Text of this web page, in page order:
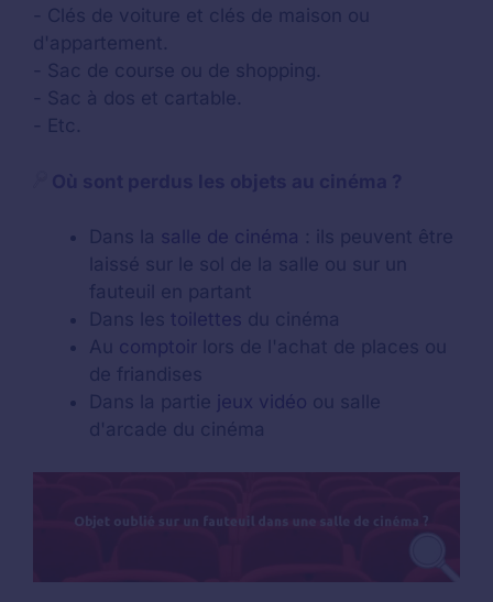
- Clés de voiture et clés de maison ou
d'appartement.
- Sac de course ou de shopping.
- Sac à dos et cartable.
- Etc.
Dans la salle de cinéma : ils peuvent être
laissé sur le sol de la salle ou sur un
fauteuil en partant
Dans les toilettes du cinéma
Au comptoir lors de l'achat de places ou
de friandises
Dans la partie jeux vidéo ou salle
d'arcade du cinéma